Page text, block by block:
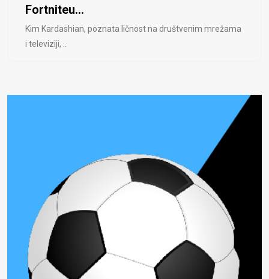
Fortniteu...
Kim Kardashian, poznata ličnost na društvenim mrežama
i televiziji, ..